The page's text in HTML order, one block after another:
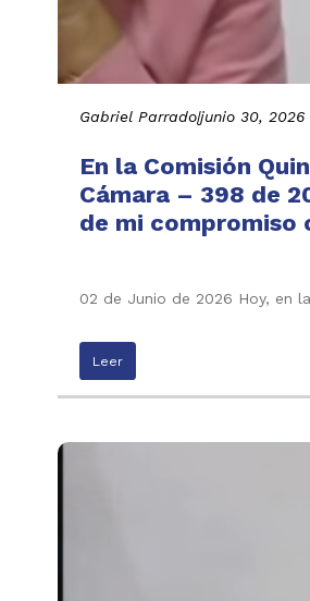
Gabriel Parrado|junio 30, 2026
En la Comisión
Cámara – 398 de
de mi compromiso
02 de Junio de 2026 Hoy, en
Leer